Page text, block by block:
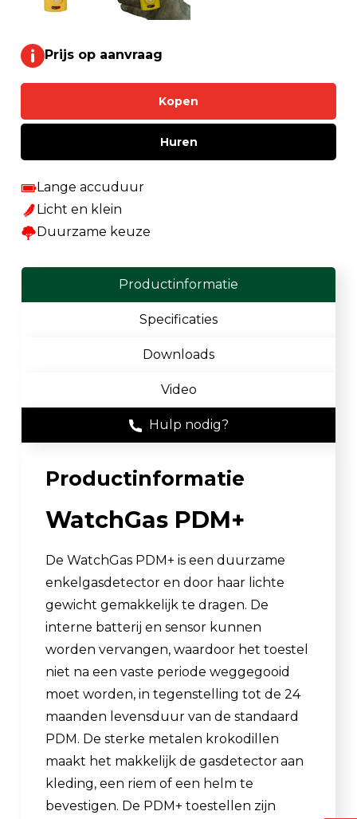
Prijs op aanvraag
Huren
Kopen
Lange accuduur
Licht en klein
Duurzame keuze
Productinformatie
Specificaties
Downloads
Video
Hulp nodig?
Productinformatie
WatchGas PDM+
De WatchGas PDM+ is een duurzame
enkelgasdetector en door haar lichte
gewicht gemakkelijk te dragen. De
interne batterij en sensor kunnen
worden vervangen, waardoor het toestel
niet na een vaste periode weggegooid
moet worden, in tegenstelling tot de 24
maanden levensduur van de standaard
PDM. De sterke metalen krokodillen
maakt het makkelijk de gasdetector aan
kleding, een riem of een helm te
bevestigen. De PDM+ toestellen zijn